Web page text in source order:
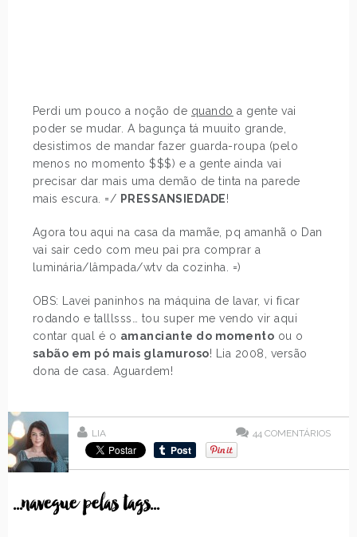
Perdi um pouco a noção de quando a gente vai
poder se mudar. A bagunça tá muuito grande,
desistimos de mandar fazer guarda-roupa (pelo
menos no momento $$$) e a gente ainda vai
precisar dar mais uma demão de tinta na parede
mais escura. =/ PRESSANSIEDADE!
Agora tou aqui na casa da mamãe, pq amanhã o Dan
vai sair cedo com meu pai pra comprar a
luminária/lâmpada/wtv da cozinha. =)
OBS: Lavei paninhos na máquina de lavar, vi ficar
rodando e talllsss… tou super me vendo vir aqui
contar qual é o amanciante do momento ou o
sabão em pó mais glamuroso! Lia 2008, versão
dona de casa. Aguardem!
LIA 44 COMENTÁRIOS
...navegue pelas tags...